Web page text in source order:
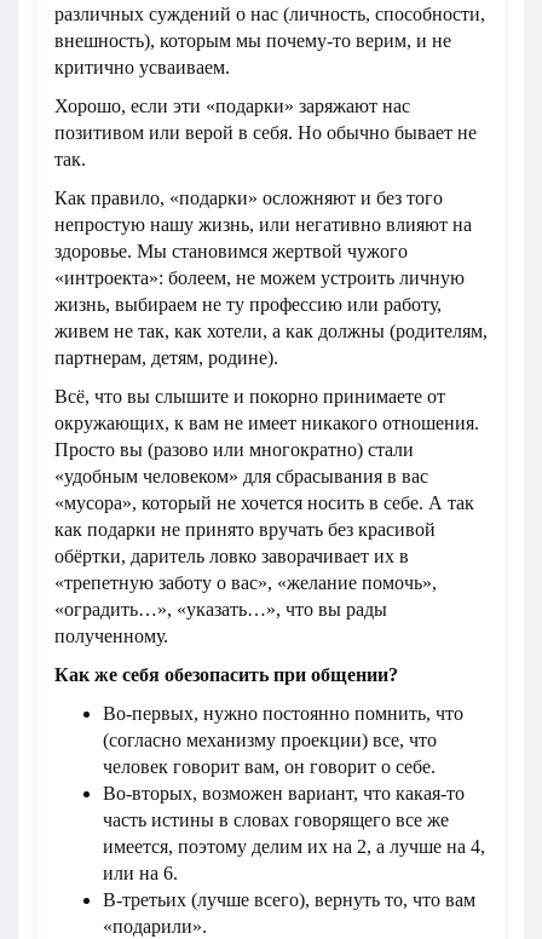
различных суждений о нас (личность, способности,
внешность), которым мы почему-то верим, и не
критично усваиваем.
Хорошо, если эти «подарки» заряжают нас
позитивом или верой в себя. Но обычно бывает не
так.
Как правило, «подарки» осложняют и без того
непростую нашу жизнь, или негативно влияют на
здоровье. Мы становимся жертвой чужого
«интроекта»: болеем, не можем устроить личную
жизнь, выбираем не ту профессию или работу,
живем не так, как хотели, а как должны (родителям,
партнерам, детям, родине).
Всё, что вы слышите и покорно принимаете от
окружающих, к вам не имеет никакого отношения.
Просто вы (разово или многократно) стали
«удобным человеком» для сбрасывания в вас
«мусора», который не хочется носить в себе. А так
как подарки не принято вручать без красивой
обёртки, даритель ловко заворачивает их в
«трепетную заботу о вас», «желание помочь»,
«оградить…», «указать…», что вы рады
полученному.
Как же себя обезопасить при общении?
Во-первых, нужно постоянно помнить, что
(согласно механизму проекции) все, что
человек говорит вам, он говорит о себе.
Во-вторых, возможен вариант, что какая-то
часть истины в словах говорящего все же
имеется, поэтому делим их на 2, а лучше на 4,
или на 6.
В-третьих (лучше всего), вернуть то, что вам
«подарили».